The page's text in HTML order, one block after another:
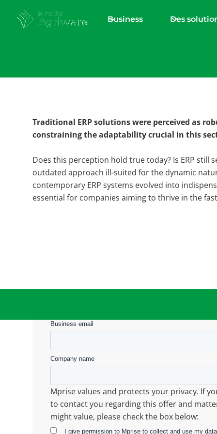
Business Des
Standard
Decision Tree
Traditional ERP solutions were perceived as
constraining the adaptability crucial in this
Does this perception hold true today? Is ERP still
outdated approach ill-suited for the dynamic
contemporary ERP systems evolved into
essential for companies aiming to thrive in the
First name
Business email
Company name
Mprise values and protects your privacy. If
to contact you regarding this offer and
might value, please check the box below:
I give permission to Mprise to collect and use my